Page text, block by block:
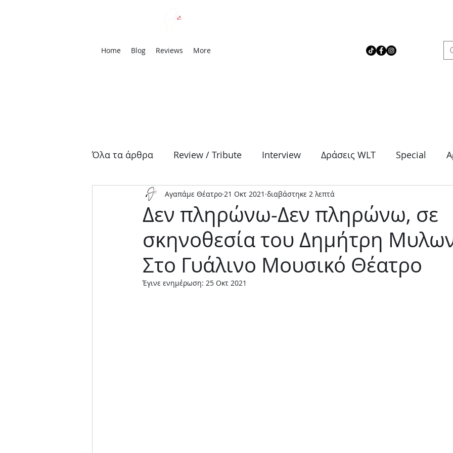
Home Blog Reviews More
Όλα τα άρθρα Review / Tribute Interview Δράσεις WLT Special
Αρχαία Τραγωδία Δράμα Θρίλερ Κοινωνικό
Μουσική παράσταση Παιδικό Stand up Φαντασίας Ψυχολογία
Δεν πληρώνω-Δεν πληρώνω, σε
σκηνοθεσία του Δημήτρη
Στο Γυάλινο Μουσικό Θέατρο
Αγαπάμε Θέατρο 21 Οκτ 2021 διαβάστηκε 2 λεπτά
Έγινε ενημέρωση: 25 Οκτ 2021